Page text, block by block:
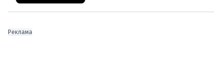
Реклама